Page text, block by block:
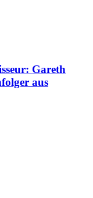
Gareth
aus